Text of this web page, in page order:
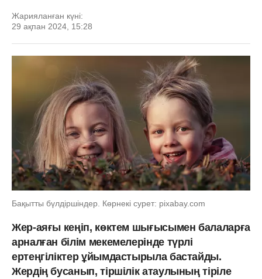
Жарияланған күні:
29 ақпан 2024, 15:28
Бақытты бүлдіршіндер. Көрнекі сурет: pixabay.com
Жер-аяғы кеңіп, көктем шығысымен балаларға
арналған білім мекемелерінде түрлі
ертеңгіліктер ұйымдастырыла бастайды.
Жердің бусанып, тіршілік атаулының тіріле